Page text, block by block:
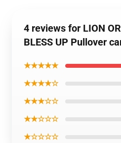
4 reviews for LION
BLESS UP Pullover
★★★★★
★★★★☆
★★★☆☆
★★☆☆☆
★☆☆☆☆